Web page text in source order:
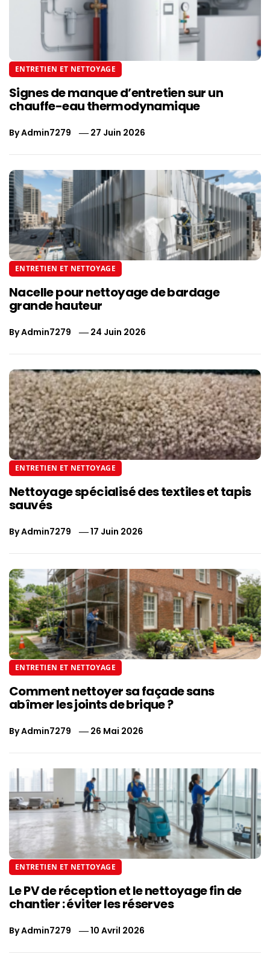
ENTRETIEN ET NETTOYAGE
Signes de manque d’entretien sur un
chauffe-eau thermodynamique
ByAdmin7279 27 Juin 2026
ENTRETIEN ET NETTOYAGE
Nacelle pour nettoyage de bardage
grande hauteur
ByAdmin7279 24 Juin 2026
ENTRETIEN ET NETTOYAGE
Nettoyage spécialisé des textiles et tapis
sauvés
ByAdmin7279 17 Juin 2026
ENTRETIEN ET NETTOYAGE
Comment nettoyer sa façade sans
abîmer les joints de brique ?
ByAdmin7279 26 Mai 2026
ENTRETIEN ET NETTOYAGE
Le PV de réception et le nettoyage fin de
chantier : éviter les réserves
ByAdmin7279 10 Avril 2026